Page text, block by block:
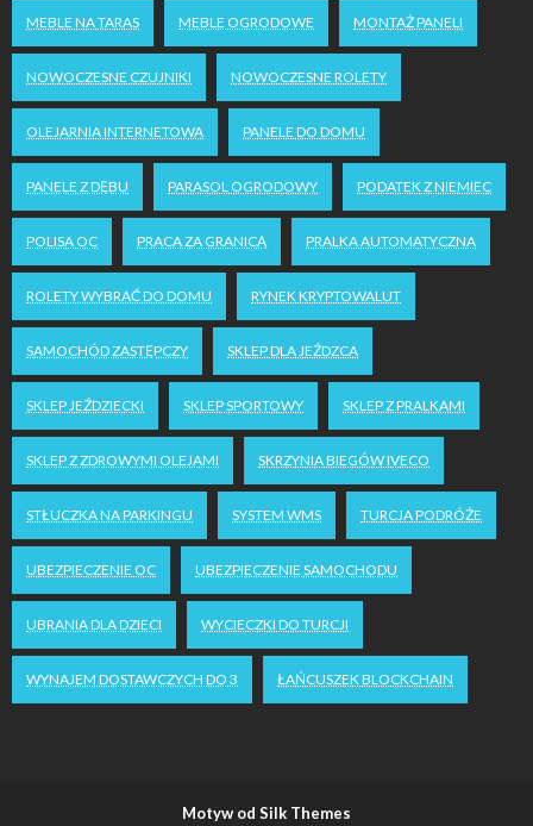
MEBLE NA TARAS MEBLE OGRODOWE MONTAŻ PANELI
NOWOCZESNE CZUJNIKI NOWOCZESNE ROLETY
OLEJARNIA INTERNETOWA PANELE DO DOMU
PANELE Z DĘBU PARASOL OGRODOWY PODATEK Z NIEMIEC
POLISA OC PRACA ZA GRANICĄ PRALKA AUTOMATYCZNA
ROLETY WYBRAĆ DO DOMU RYNEK KRYPTOWALUT
SAMOCHÓD ZASTĘPCZY SKLEP DLA JEŹDZCA
SKLEP JEŹDZIECKI SKLEP SPORTOWY SKLEP Z PRALKAMI
SKLEP Z ZDROWYMI OLEJAMI SKRZYNIA BIEGÓW IVECO
STŁUCZKA NA PARKINGU SYSTEM WMS TURCJA PODRÓŻE
UBEZPIECZENIE OC UBEZPIECZENIE SAMOCHODU
UBRANIA DLA DZIECI WYCIECZKI DO TURCJI
WYNAJEM DOSTAWCZYCH DO 3 ŁAŃCUSZEK BLOCKCHAIN
Motyw od Silk Themes